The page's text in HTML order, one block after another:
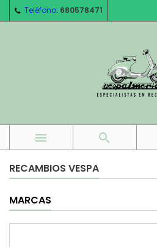
Teléfono: 680578471
 
RECAMBIOS VESPA
MARCAS